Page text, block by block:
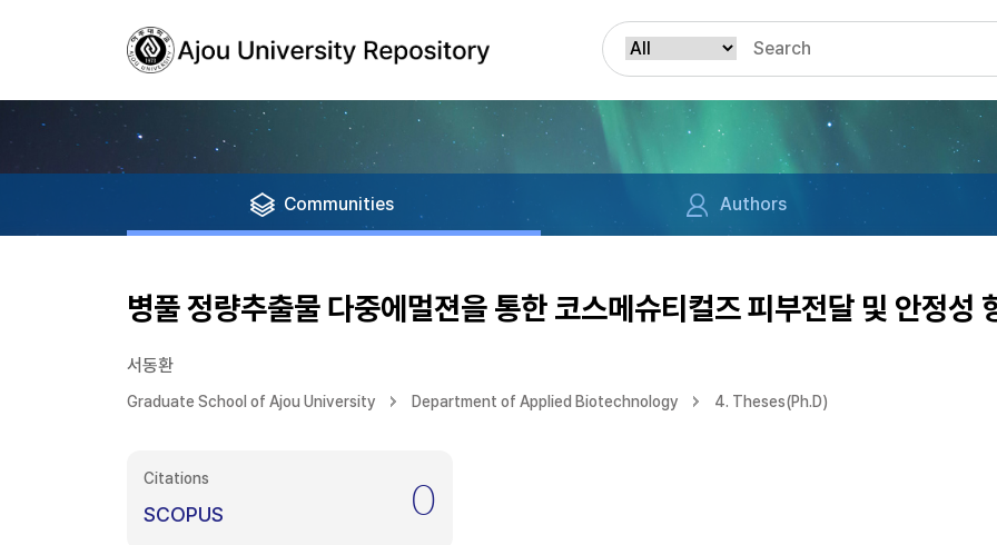
Communities Authors
병풀 정량추출물 다중에멀젼을 통한 코스메슈티컬즈 피부전달 및 안정성
서동환
Graduate School of Ajou University Department of Applied Biotechnology 4. Theses(Ph.D)
Citations
SCOPUS 0